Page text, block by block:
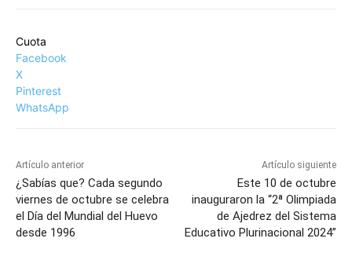
Cuota
Facebook
X
Pinterest
WhatsApp
Artículo anterior
¿Sabías que? Cada segundo
viernes de octubre se celebra
el Día del Mundial del Huevo
desde 1996
Artículo siguiente
Este 10 de octubre
inauguraron la “2ª Olimpiada
de Ajedrez del Sistema
Educativo Plurinacional 2024”